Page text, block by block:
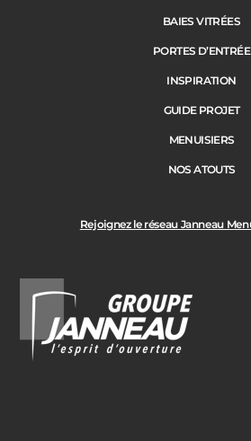
Rejoignez le réseau Janneau
BAIES VITRÉES
PORTES D’ENTRÉE
INSPIRATION
GUIDE PROJET
MENUISIERS
NOS ATOUTS